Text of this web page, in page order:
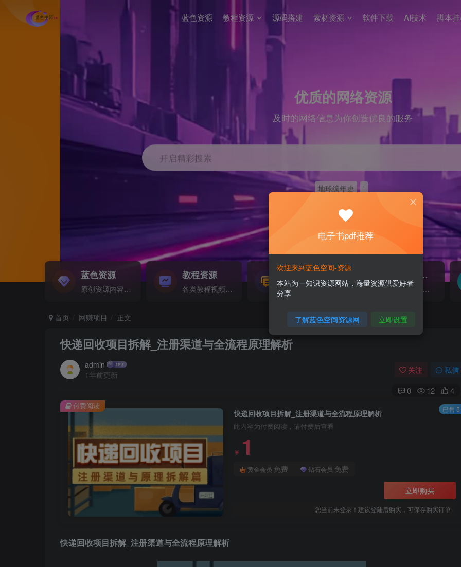
蓝色资源 教程资源 源码搭建 素材资源 软件下载 AI技术 脚本
优质的网络资源
及时的网络信息为你创造优良的服务
开启精彩搜索
地球编年史 '
蓝色资源
原创资源内容精选...
教程资源
各类教程视频音频等资源...
源码搭建
各类源码搭建...
素材资源NEW
海量素材,资源分享...
首页 网赚项目 正文
快递回收项目拆解_注册渠道与全流程原理解析
admin
1年前更新
关注 私信
0 12 4
快递回收项目拆解_注册渠道与全流程原理解析
此内容为付费阅读，请付费后查看
￥ 1
黄金会员 免费 钻石会员 免费
立即购买
您当前未登录！建议登陆后购买，可保存购买订单
付费阅读 已售 5
快递回收项目拆解_注册渠道与全流程原理解析
电子书pdf推荐
欢迎来到蓝色空间-资源
本站为一知识资源网站，海量资源供爱好者
分享
了解蓝色空间资源网 立即设置